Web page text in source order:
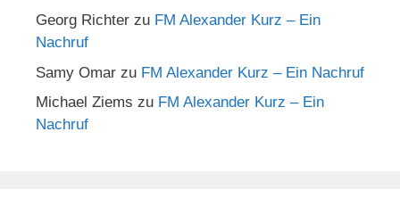
Georg Richter zu FM Alexander Kurz – Ein
Nachruf
Samy Omar zu FM Alexander Kurz – Ein Nachruf
Michael Ziems zu FM Alexander Kurz – Ein
Nachruf